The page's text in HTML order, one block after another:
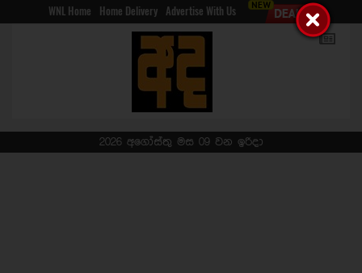
WNL Home Home Delivery Advertise With Us
2026 අගෝස්තු මස 09 වන ඉරිදා